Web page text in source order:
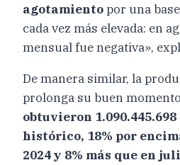
agotamientopor una
cada vez más elevada: en
mensual fue negativa»,
De manera similar, la
prolonga su buen
obtuvieron
histórico, 18% por
2024 y 8% más que en